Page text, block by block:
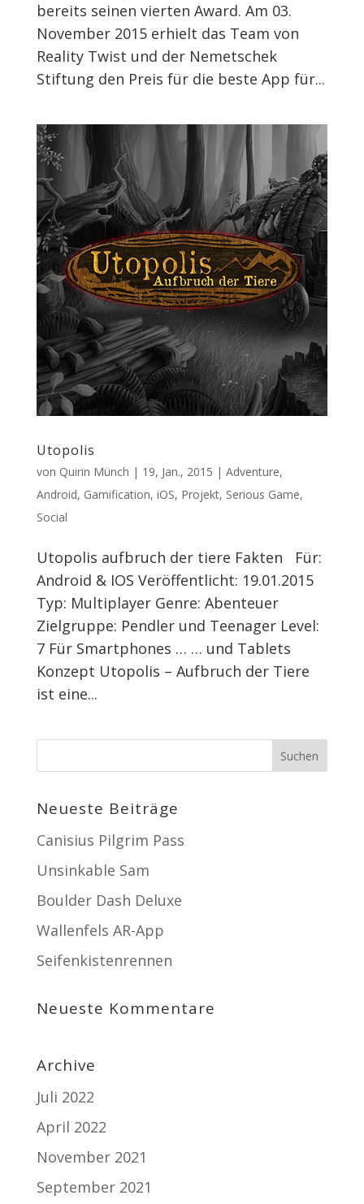
bereits seinen vierten Award. Am 03.
November 2015 erhielt das Team von
Reality Twist und der Nemetschek
Stiftung den Preis für die beste App für...
Utopolis
von Quirin Münch | 19, Jan., 2015 | Adventure,
Android, Gamification, iOS, Projekt, Serious Game,
Social
Utopolis aufbruch der tiere Fakten Für:
Android & IOS Veröffentlicht: 19.01.2015
Typ: Multiplayer Genre: Abenteuer
Zielgruppe: Pendler und Teenager Level:
7 Für Smartphones … … und Tablets
Konzept Utopolis – Aufbruch der Tiere
ist eine...
Neueste Beiträge
Canisius Pilgrim Pass
Unsinkable Sam
Boulder Dash Deluxe
Wallenfels AR-App
Seifenkistenrennen
Neueste Kommentare
Archive
Juli 2022
April 2022
November 2021
September 2021